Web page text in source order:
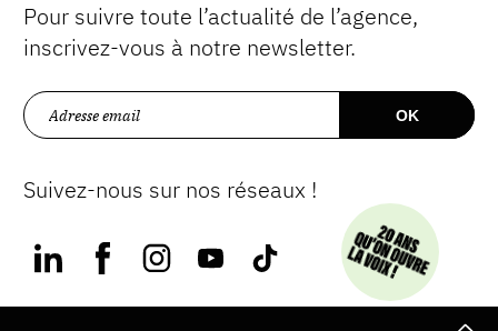
Pour suivre toute l’actualité de l’agence,
inscrivez-vous à notre newsletter.
Suivez-nous sur nos réseaux !